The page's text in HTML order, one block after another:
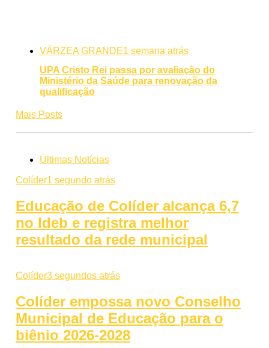
VÁRZEA GRANDE1 semana atrás
UPA Cristo Rei passa por avaliação do
Ministério da Saúde para renovação da
qualificação
Mais Posts
Últimas Notícias
Colíder1 segundo atrás
Educação de Colíder alcança 6,7
no Ideb e registra melhor
resultado da rede municipal
Colíder3 segundos atrás
Colíder empossa novo Conselho
Municipal de Educação para o
biênio 2026-2028